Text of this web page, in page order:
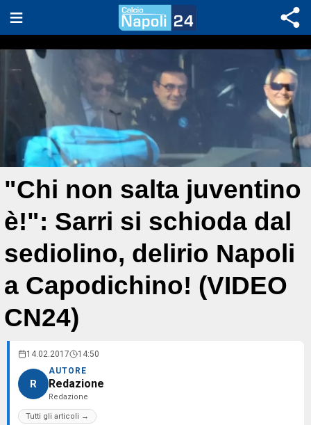
"Chi non salta juventino
è!": Sarri si schioda dal
sediolino, delirio Napoli
a Capodichino! (VIDEO
CN24)
14.02.2017 14:50
R
AUTORE
Redazione
Redazione
Tutti gli articoli →